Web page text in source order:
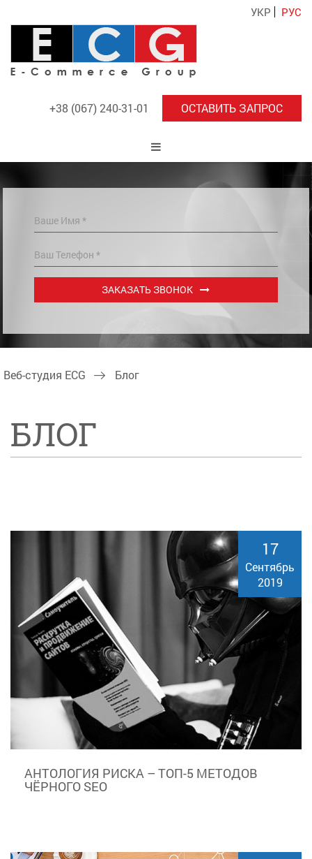
УКР РУС
+38 (067) 240-31-01 ОСТАВИТЬ ЗАПРОС
ЗАКАЗАТЬ ЗВОНОК
Веб-студия ECG Блог
БЛОГ
17
Сентябрь
2019
АНТОЛОГИЯ РИСКА – ТОП-5 МЕТОДОВ
ЧЁРНОГО SEO